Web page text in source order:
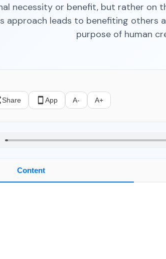
necessity or benefit, but rather on
approach leads to benefiting others
purpose of human
Share App A- A+
Content